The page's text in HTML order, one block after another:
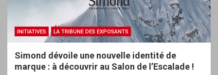
INITIATIVES LA TRIBUNE DES EXPOSANTS
Simond dévoile une nouvelle identité de
marque : à découvrir au Salon de l’Escalade !